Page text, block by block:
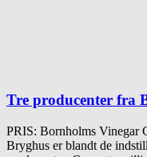
Tre producenter fra
PRIS: Bornholms Vinegar
Bryghus er blandt de